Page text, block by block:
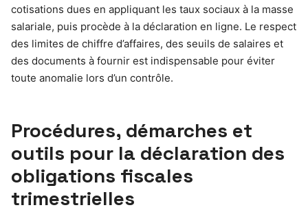
cotisations dues en appliquant les taux sociaux à la masse
salariale, puis procède à la déclaration en ligne. Le respect
des limites de chiffre d’affaires, des seuils de salaires et
des documents à fournir est indispensable pour éviter
toute anomalie lors d’un contrôle.
Procédures, démarches et
outils pour la déclaration des
obligations fiscales
trimestrielles